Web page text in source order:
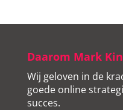
Daarom Mark
Wij geloven in de
goede online
succes.